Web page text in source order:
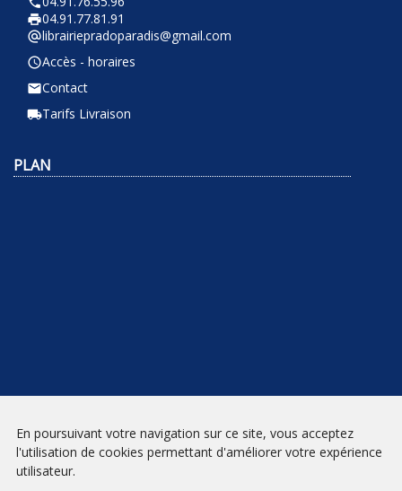
local_printshop04.91.77.81.91
alternate_emaillibrairiepradoparadis@gmail.com
query_builderAccès - horaires
emailContact
local_shippingTarifs Livraison
PLAN
INSCRIPTION
En poursuivant votre navigation sur ce site, vous acceptez
l'utilisation de cookies permettant d'améliorer votre expérience
utilisateur.